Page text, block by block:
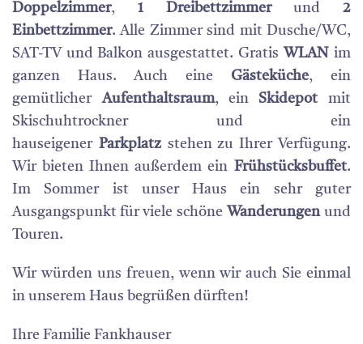
Doppelzimmer, 1 Dreibettzimmerund 2
Einbettzimmer. Alle Zimmer sind mit Dusche/WC,
SAT-TV und Balkon ausgestattet. Gratis WLAN im
ganzen Haus. Auch eine Gästeküche, ein
gemütlicherAufenthaltsraum, ein Skidepot mit
Skischuhtrockner und ein
hauseigener Parkplatzstehen zu Ihrer Verfügung.
Wir bieten Ihnen außerdem ein Frühstücksbuffet.
Im Sommer ist unser Haus ein sehr guter
Ausgangspunkt für viele schöne Wanderungenund
Touren.
Wir würden uns freuen, wenn wir auch Sie einmal
in unserem Haus begrüßen dürften!
Ihre Familie Fankhauser